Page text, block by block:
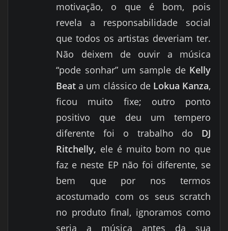
motivação, o que é bom, pois
revela a responsabilidade social
que todos os artistas deveriam ter.
Não deixem de ouvir a música
“pode sonhar” um sample de Kelly
Beat a um clássico de Lokua Kanza,
ficou muito fixe; outro ponto
positivo que deu um tempero
diferente foi o trabalho do DJ
Ritchelly, ele é muito bom no que
faz e neste EP não foi diferente, se
bem que por nos termos
acostumado com os seus scratch
no produto final, ignoramos como
seria a música antes da sua